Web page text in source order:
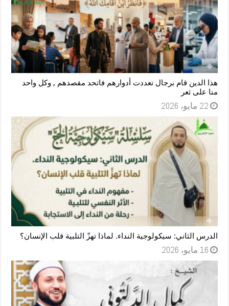
هذا الدين قام برجال تعددت أدوارهم فاتحد مقصدهم , وكل واحد
منا على ثعر
22 مايو، 2026
الدرس الثاني: سيكولوجية النداء. لماذا تهزّ التلبية قلب الإنسان؟
16 مايو، 2026